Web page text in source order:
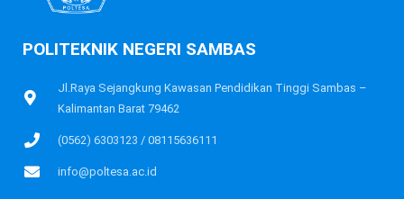
POLITEKNIK NEGERI SAMBAS
Jl.Raya Sejangkung Kawasan Pendidikan Tinggi Sambas –
Kalimantan Barat 79462
(0562) 6303123 / 08115636111
info@poltesa.ac.id